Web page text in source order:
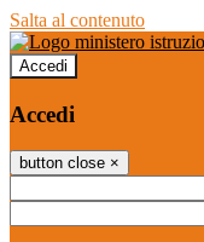
Salta al contenuto
Accedi
Accedi
button close ×